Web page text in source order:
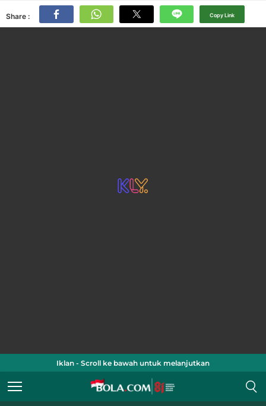
Share : Copy Link
Iklan - Scroll ke bawah untuk melanjutkan